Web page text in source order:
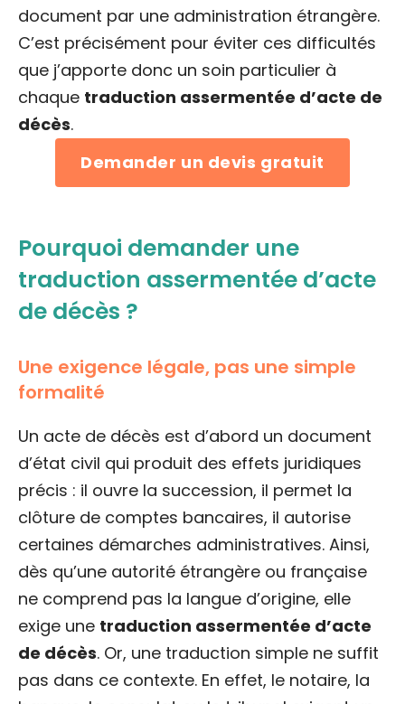
document par une administration étrangère.
C’est précisément pour éviter ces difficultés
que j’apporte donc un soin particulier à
chaque traduction assermentée d’acte de
décès.
Demander un devis gratuit
Pourquoi demander une
traduction assermentée d’acte
de décès ?
Une exigence légale, pas une simple
formalité
Un acte de décès est d’abord un document
d’état civil qui produit des effets juridiques
précis : il ouvre la succession, il permet la
clôture de comptes bancaires, il autorise
certaines démarches administratives. Ainsi,
dès qu’une autorité étrangère ou française
ne comprend pas la langue d’origine, elle
exige une traduction assermentée d’acte
de décès. Or, une traduction simple ne suffit
pas dans ce contexte. En effet, le notaire, la